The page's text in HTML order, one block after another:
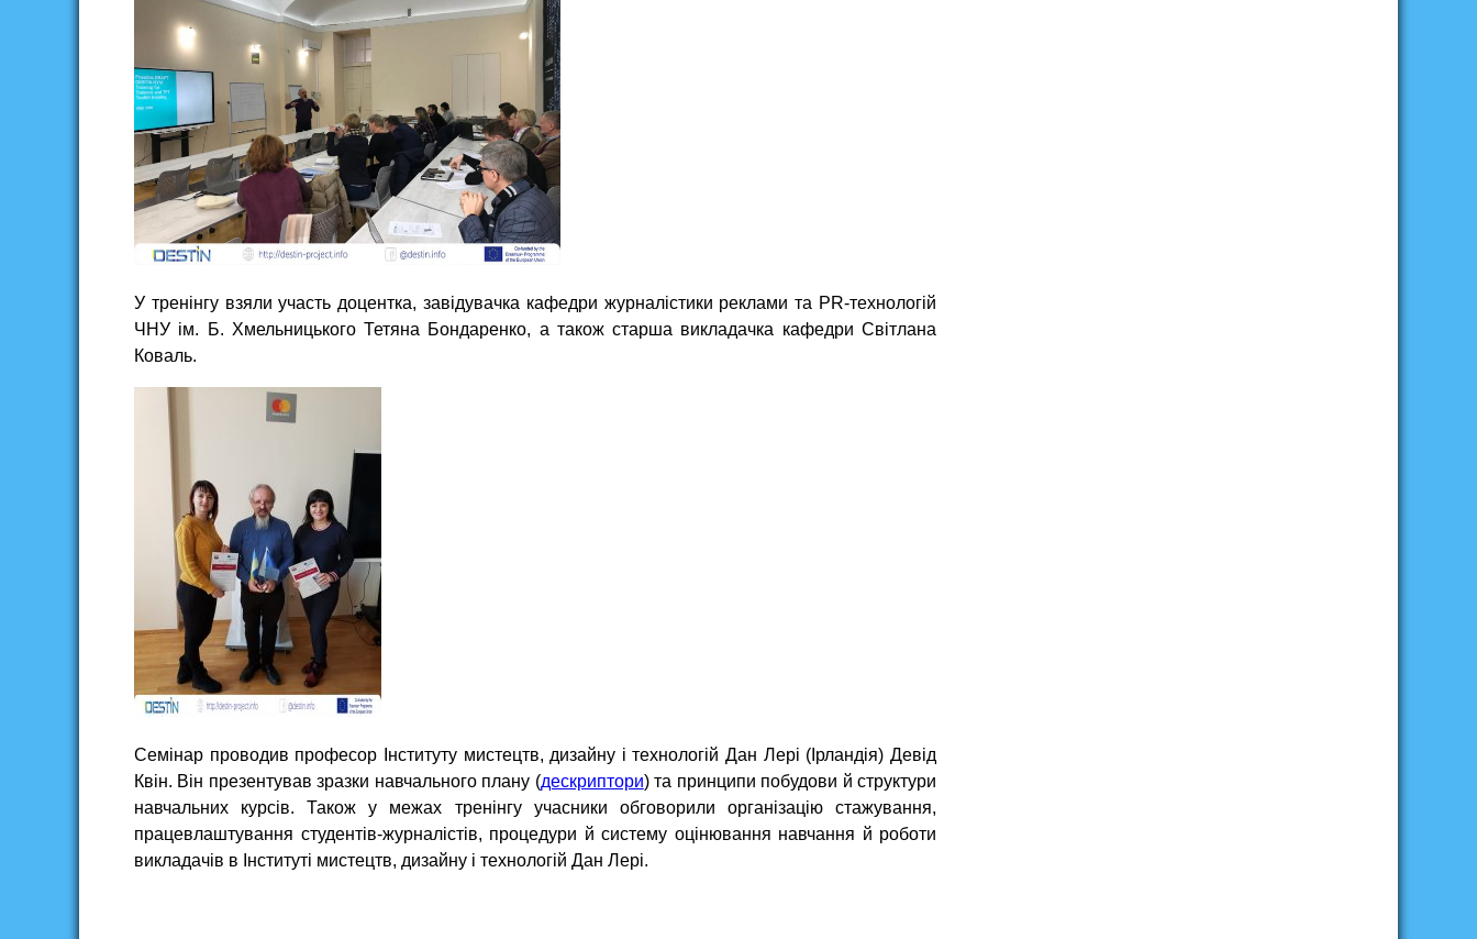
У тренінгу взяли участь доцентка, завідувачка кафедри журналістики реклами та PR-технологій
ЧНУ ім. Б. Хмельницького Тетяна Бондаренко, а також старша викладачка кафедри Світлана
Коваль.
Семінар проводив професор Інституту мистецтв, дизайну і технологій Дан Лері (Ірландія) Девід
Квін. Він презентував зразки навчального плану (дескриптори) та принципи побудови й структури
навчальних курсів. Також у межах тренінгу учасники обговорили організацію стажування,
працевлаштування студентів-журналістів, процедури й систему оцінювання навчання й роботи
викладачів в Інституті мистецтв, дизайну і технологій Дан Лері.